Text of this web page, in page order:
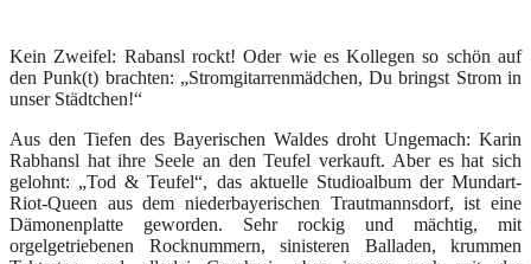
Kein Zweifel: Rabansl rockt! Oder wie es Kollegen so schön auf
den Punk(t) brachten: „Stromgitarrenmädchen, Du bringst Strom in
unser Städtchen!“
Aus den Tiefen des Bayerischen Waldes droht Ungemach: Karin
Rabhansl hat ihre Seele an den Teufel verkauft. Aber es hat sich
gelohnt: „Tod & Teufel“, das aktuelle Studioalbum der Mundart-
Riot-Queen aus dem niederbayerischen Trautmannsdorf, ist eine
Dämonenplatte geworden. Sehr rockig und mächtig, mit
orgelgetriebenen Rocknummern, sinisteren Balladen, krummen